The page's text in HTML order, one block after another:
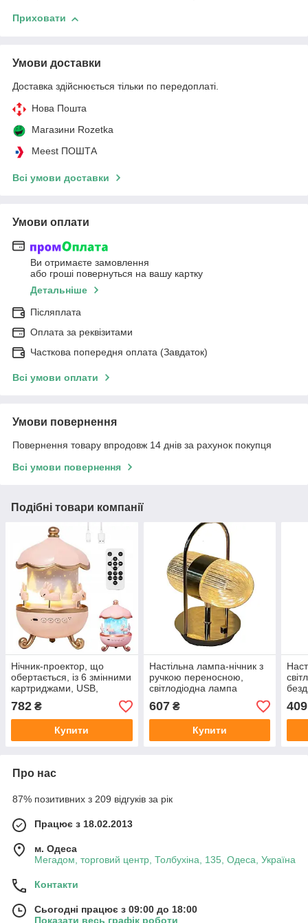
Приховати
Умови доставки
Доставка здійснюється тільки по передоплаті.
Нова Пошта
Магазини Rozetka
Meest ПОШТА
Всі умови доставки
Умови оплати
Ви отримаєте замовлення
або гроші повернуться на вашу картку
Детальніше
Післяплата
Оплата за реквізитами
Часткова попередня оплата (Завдаток)
Всі умови оплати
Умови повернення
Повернення товару впродовж 14 днів за рахунок покупця
Всі умови повернення
Подібні товари компанії
Нічник-проектор, що
обертається, із 6 змінними
картриджами, USB,
Bluetooth та
акумулятором,
портативний світловий
проектор-нічник
782 ₴
Купити
Настільна лампа-нічник з
ручкою переносною,
світлодіодна лампа
світильник
607₴
Купити
409
Про нас
87% позитивних з 209 відгуків за рік
Працює з 18.02.2013
м. Одеса
Мегадом, торговий центр, Толбухіна, 135, Одеса, Україна
Контакти
Сьогодні працює з 09:00 до 18:00
Показати весь графік роботи